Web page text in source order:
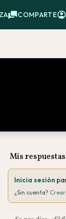
COMPARTE
Mis respuestas
Inicia sesión
¿Sin cuenta?